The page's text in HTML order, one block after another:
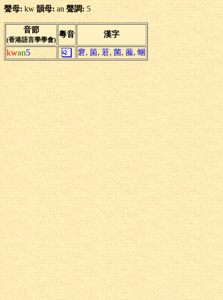
聲母: kw 韻母:an 聲調: 5
音節
(香港語言學學會)
粵音 漢字
kwan5 窘, 箘, 莙,菌,蔨,蜠